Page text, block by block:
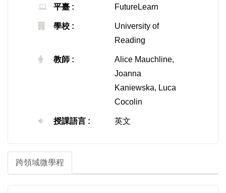
平臺 : FutureLearn
學校 :
University of
Reading
教師 :
Alice Mauchline,
Joanna
Kaniewska, Luca
Cocolin
授課語言 : 英文
跨領域微學程